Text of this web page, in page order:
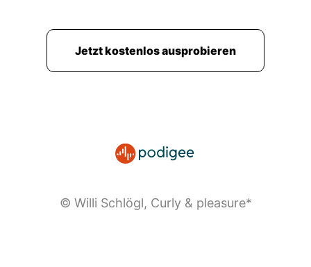
Jetzt kostenlos ausprobieren
© Willi Schlögl, Curly & pleasure*